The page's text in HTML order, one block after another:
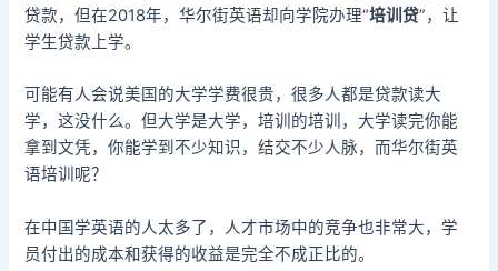
贷款，但在2018年，华尔街英语却向学院办理“培训贷”，让
学生贷款上学。
可能有人会说美国的大学学费很贵，很多人都是贷款读大
学，这没什么。但大学是大学，培训的培训，大学读完你能
拿到文凭，你能学到不少知识，结交不少人脉，而华尔街英
语培训呢？
在中国学英语的人太多了，人才市场中的竞争也非常大，学
员付出的成本和获得的收益是完全不成正比的。